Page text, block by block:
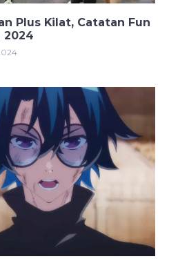
Plus Kilat, Catatan Fun
2024